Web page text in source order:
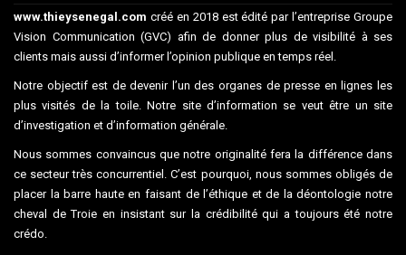
www.thieysenegal.com créé en 2018 est édité par l’entreprise Groupe
Vision Communication (GVC) afin de donner plus de visibilité à ses
clients mais aussi d’informer l’opinion publique en temps réel.
Notre objectif est de devenir l’un des organes de presse en lignes les
plus visités de la toile. Notre site d’information se veut être un site
d’investigation et d’information générale.
Nous sommes convaincus que notre originalité fera la différence dans
ce secteur très concurrentiel. C’est pourquoi, nous sommes obligés de
placer la barre haute en faisant de l’éthique et de la déontologie notre
cheval de Troie en insistant sur la crédibilité qui a toujours été notre
crédo.